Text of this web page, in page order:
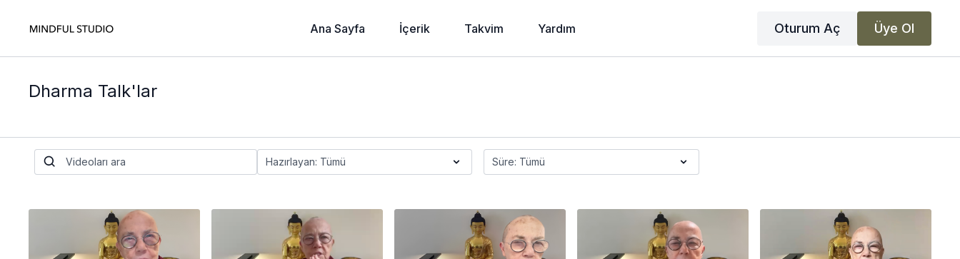
Ana Sayfa İçerik Takvim Yardım Oturum Aç Üye Ol
Dharma Talk'lar